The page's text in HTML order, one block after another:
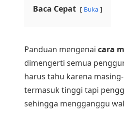
Baca Cepat Buka
Panduan mengenai cara
dimengerti semua
harus tahu karena
termasuk tinggi tapi
sehingga mengganggu